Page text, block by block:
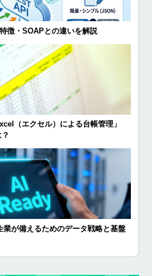
徴・SOAPとの違いを解説
（エクセル）による台帳管理」
が備えるためのデータ戦略と基盤